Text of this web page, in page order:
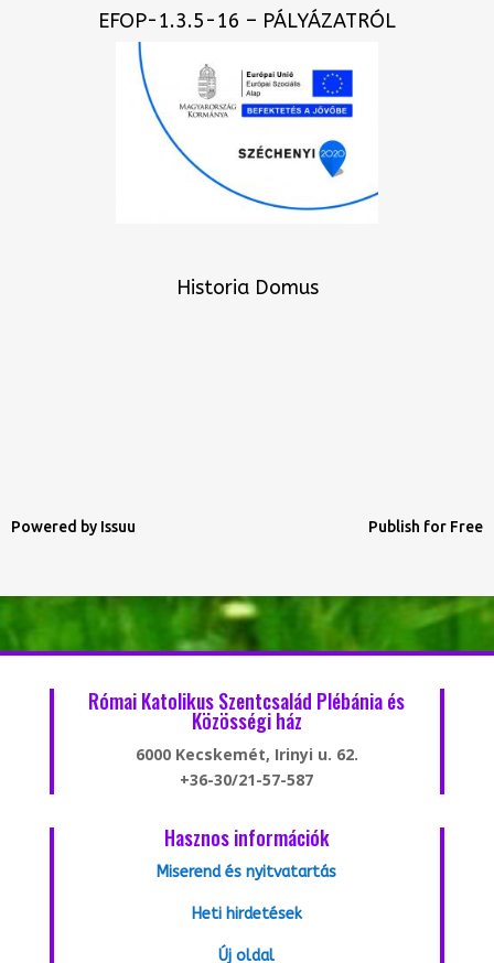
EFOP-1.3.5-16 – PÁLYÁZATRÓL
Historia Domus
Powered by Issuu Publish for Free
Római Katolikus Szentcsalád Plébánia és
Közösségi ház
6000 Kecskemét, Irinyi u. 62.
+36-30/21-57-587
Hasznos információk
Miserend és nyitvatartás
Heti hirdetések
Új oldal